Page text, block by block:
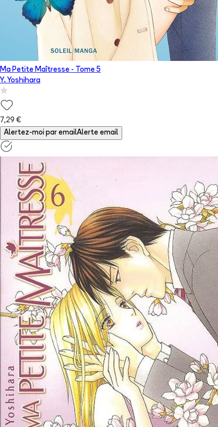
Ma Petite Maîtresse - Tome 5
Y. Yoshihara
7,29 €
Alertez-moi par emailAlerte email